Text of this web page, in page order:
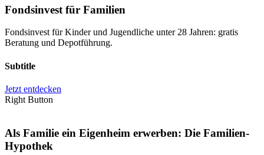
Fondsinvest für Familien
Fondsinvest für Kinder und Jugendliche unter 28 Jahren: gratis
Beratung und Depotführung.
Subtitle
Jetzt entdecken
Right Button
Als Familie ein Eigenheim erwerben: Die Familien-
Hypothek